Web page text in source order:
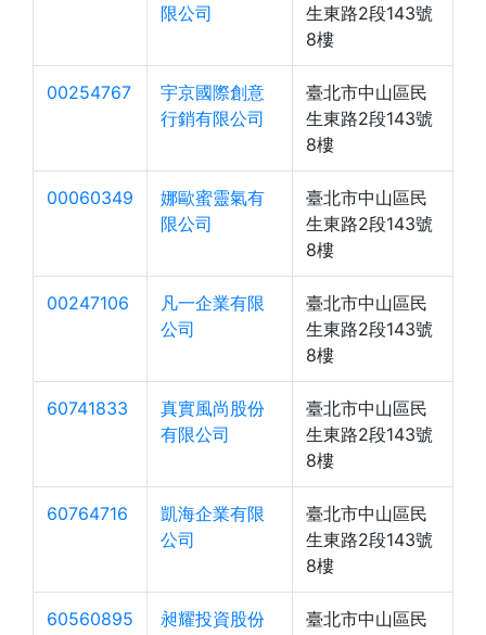
限公司
生東路2段143號
8樓
00254767
宇京國際創意
行銷有限公司
臺北市中山區民
生東路2段143號
8樓
00060349
娜歐蜜靈氣有
限公司
臺北市中山區民
生東路2段143號
8樓
00247106
凡一企業有限
公司
臺北市中山區民
生東路2段143號
8樓
60741833
真實風尚股份
有限公司
臺北市中山區民
生東路2段143號
8樓
60764716
凱海企業有限
公司
臺北市中山區民
生東路2段143號
8樓
60560895
昶耀投資股份
臺北市中山區民